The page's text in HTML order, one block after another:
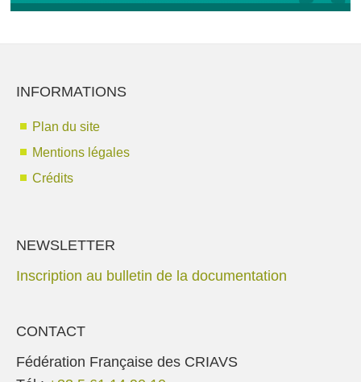
INFORMATIONS
Plan du site
Mentions légales
Crédits
NEWSLETTER
Inscription au bulletin de la documentation
CONTACT
Fédération Française des CRIAVS